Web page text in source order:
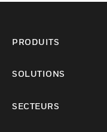
PRODUITS
SOLUTIONS
SECTEURS